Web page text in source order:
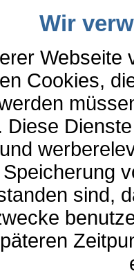
Wir
Webseite
Cookies,
Diese
sind,